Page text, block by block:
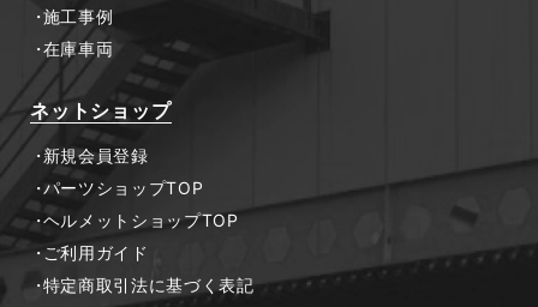
施工事例
在庫車両
ネットショップ
新規会員登録
パーツショップTOP
ヘルメットショップTOP
ご利用ガイド
特定商取引法に基づく表記